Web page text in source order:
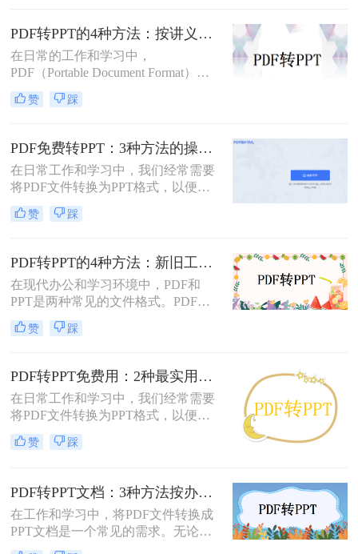
以便进行演示、分享或编辑。那么pdf
文档如何转化成ppt呢？本文将介绍两
种将PDF文档转化成PPT的实用方
法。
PDF转PPT的4种方法：按讲义、合同、报告3种文件类型选！
在日常的工作和学习中，
PDF（Portable Document Format）因
其格式稳定、跨平台兼容等优点而广
泛应用。然而，在某些场合下，我们
PPT（PowerPoint）格式，以便进行演
示或编辑。虽然PDF到PPT的转换可
能不如其他格式转换那样直接，但通
过一些方法和工具，我们仍然可以实
现这一目的。本文将详细介绍怎么把
pdf转换成ppt的几种方法，以及相关
赞 踩
PDF免费转PPT：3种方法的操作步骤和常见报错处理!
在日常工作和学习中，我们经常需要
将PDF文件转换为PPT格式，以便进
行演示和分享。那么如何免费将pdf转
换成PPT呢？本文将介绍三种免费将
赞 踩
PDF转PPT的4种方法：新旧工具对比，哪个更适合批量转换！
在现代办公和学习环境中，PDF和
PPT是两种常见的文件格式。PDF文
件因其跨平台性和不易修改性而广受
欢迎，而PPT则因其强大的演示功能
要将PDF文件转换为PPT格式，以便
进行编辑、修改或演示。那么pdf怎么
转换成ppt呢？本文将详细介绍几种将
PDF转换为PPT的方法，帮助您轻松
实现文件格式的转换。
赞 踩
PDF转PPT免费用：2种最实用的操作路径和避坑要点！
在日常工作和学习中，我们经常需要
将PDF文件转换为PPT格式，以便进
行演示或编辑。那么怎么把pdf转换成
ppt免费呢？本文将介绍两种免费将
完成转换任务。
赞 踩
PDF转PPT文档：3种方法按办公场景（汇报/教学/合同）选择！
在工作和学习中，将PDF文件转换成
PPT文档是一个常见的需求。无论是
为了制作演示文稿、提取内容还是重